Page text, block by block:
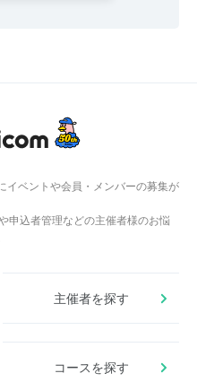
イベントや会員・メンバーの募集が
申込者管理などの主催者様のお悩
主催者を探す
コースを探す